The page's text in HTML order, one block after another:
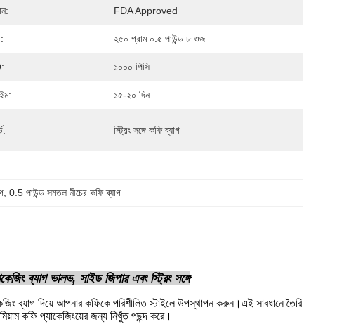
FDA Approved
২৫০ গ্রাম ০.৫ পাউন্ড ৮ ওজ
১০০০ পিসি
১৫-২০ দিন
স্ট্রিং সঙ্গে কফি ব্যাগ
, 0.5 পাউন্ড সমতল নীচের কফি ব্যাগ
ব্যাগ ভালভ, সাইড জিপার এবং স্ট্রিং সঙ্গে
ব্যাগ দিয়ে আপনার কফিকে পরিশীলিত স্টাইলে উপস্থাপন করুন।এই সাবধানে তৈরি
কফি প্যাকেজিংয়ের জন্য নিখুঁত পছন্দ করে।